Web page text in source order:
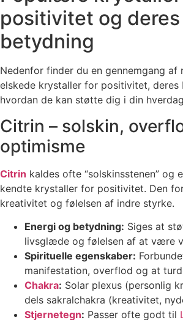
positivitet og deres
betydning
Nedenfor finder du en gennemgang af
elskede krystaller for positivitet, deres
hvordan de kan støtte dig i din
Citrin – solskin,
optimisme
Citrin kaldes ofte “solskinsstenen” og
kendte krystaller for positivitet. Den
kreativitet og følelsen af indre styrke.
Energi og betydning: Siges at
livsglæde og følelsen af at være
Spirituelle egenskaber:
manifestation, overflod og at
Chakra: Solar plexus (personlig
dels sakralchakra (kreativitet,
Stjernetegn: Passer ofte godt til